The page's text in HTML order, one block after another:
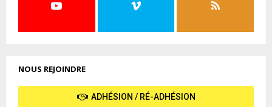
NOUS REJOINDRE
ADHÉSION / RÉ-ADHÉSION